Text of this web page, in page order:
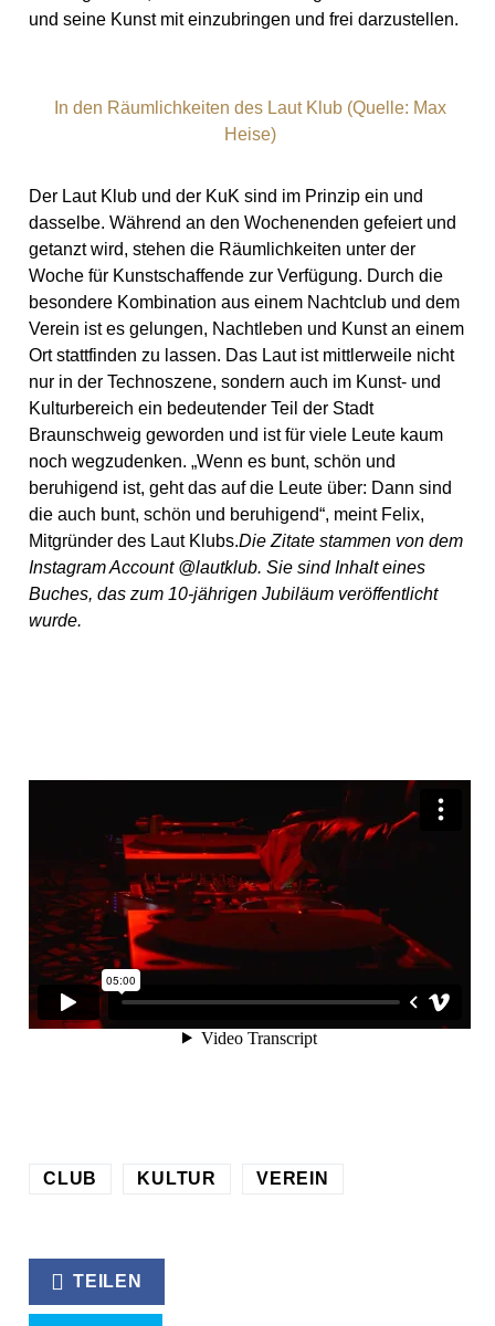
und seine Kunst mit einzubringen und frei darzustellen.
In den Räumlichkeiten des Laut Klub (Quelle: Max
Heise)
Der Laut Klub und der KuK sind im Prinzip ein und
dasselbe. Während an den Wochenenden gefeiert und
getanzt wird, stehen die Räumlichkeiten unter der
Woche für Kunstschaffende zur Verfügung. Durch die
besondere Kombination aus einem Nachtclub und dem
Verein ist es gelungen, Nachtleben und Kunst an einem
Ort stattfinden zu lassen. Das Laut ist mittlerweile nicht
nur in der Technoszene, sondern auch im Kunst- und
Kulturbereich ein bedeutender Teil der Stadt
Braunschweig geworden und ist für viele Leute kaum
noch wegzudenken. „Wenn es bunt, schön und
beruhigend ist, geht das auf die Leute über: Dann sind
die auch bunt, schön und beruhigend“, meint Felix,
Mitgründer des Laut Klubs.Die Zitate stammen von dem
Instagram Account @lautklub. Sie sind Inhalt eines
Buches, das zum 10-jährigen Jubiläum veröffentlicht
wurde.
CLUB KULTUR VEREIN
TEILEN